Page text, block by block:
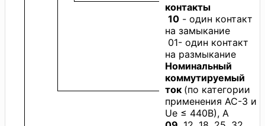
контакты
10 - один контакт
на замыкание
01- один контакт
на размыкание
Номинальный
коммутируемый
ток (по категории
применения AC-3 и
Ue ≤ 440В), А